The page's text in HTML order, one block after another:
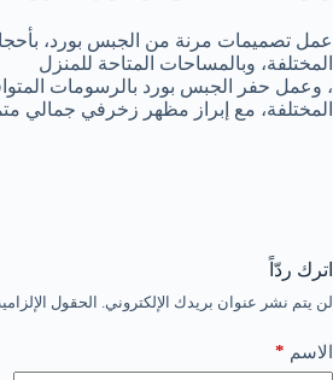
عمل تصميمات مرنة من الجبس بورد،
المختلفة، وبالمساحات المتاحة للمنزل
، وعمل حفر الجبس بورد بالرسومات
المختلفة، مع إبراز مظهر زخرفي جمالي
اترك ردّاً
لن يتم نشر عنوان بريدك الإلكتروني. الحقول
الاسم *